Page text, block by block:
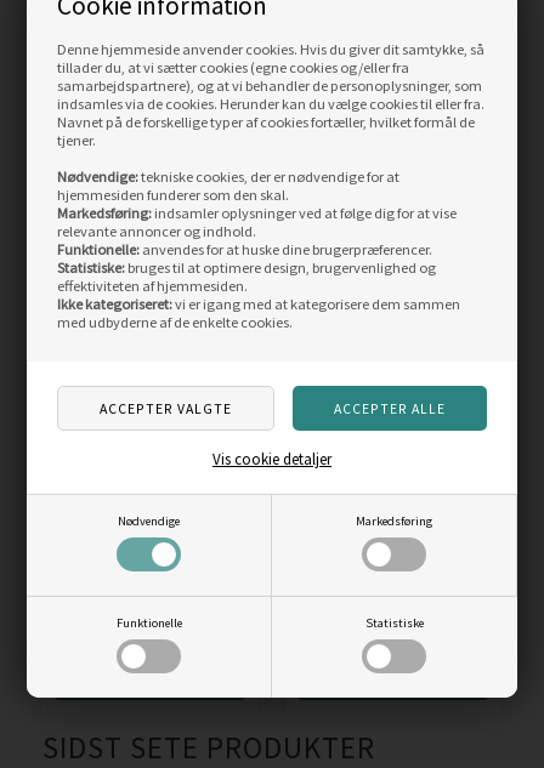
Denne hjemmeside anvender cookies. Hvis du giver dit samtykke, så
tillader du, at vi sætter cookies (egne cookies og/eller fra
samarbejdspartnere), og at vi behandler de personoplysninger, som
indsamles via de cookies. Herunder kan du vælge cookies til eller fra.
Navnet på de forskellige typer af cookies fortæller, hvilket formål de
tjener.
Nødvendige:tekniske cookies, der er nødvendige for at
hjemmesiden funderer som den skal.
Markedsføring: indsamler oplysninger ved at følge dig for at vise
relevante annoncer og indhold.
Funktionelle: anvendes for at huske dine brugerpræferencer.
Statistiske: bruges til at optimere design, brugervenlighed og
effektiviteten af hjemmesiden.
Ikke kategoriseret:vi er igang med at kategorisere dem sammen
med udbyderne af de enkelte cookies.
Nødvendige Markedsføring
Funktionelle Statistiske
Vis cookie detaljer
Fjällräven Övik Lite Shirt
Men
Vejl. pris749,00
599,00
LÆS MERE
Fjällräven Fjällglim LS
skjorte
Vejl. pris1.099,00
ANDRE KØBTE OGSÅ
Cruz Harrold Men Polo
DKK
LÆS MERE
Ulvang Re Orbit Full Zip
Wool, cathay spice
DKK
LÆS MERE
SIDST SETE PRODUKTER